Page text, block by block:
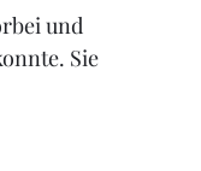
und
Sie